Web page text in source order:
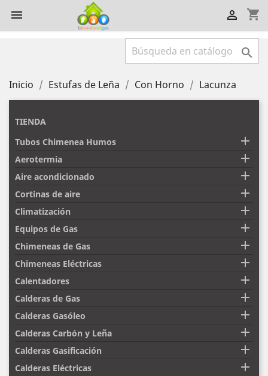
 shopping_cart


Inicio Estufas de Leña Con Horno Lacunza
TIENDA
Tubos Chimenea Humos

Aerotermia 
Aire acondicionado 
Cortinas de aire 
Climatización 
Equipos de Gas 
Chimeneas de Gas 
Chimeneas Eléctricas 
Calentadores 
Calderas de Gas 
Calderas Gasóleo 
Calderas Carbón y Leña 
Calderas Gasificación 
Calderas Eléctricas 